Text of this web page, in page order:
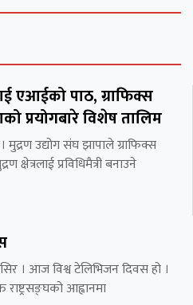
एआईको पाठ, ग्राफिक्स
प्रयोगबारे विशेष तालिम
उद्योग संघ झापाले ग्राफिक्स
क्षेत्रलाई प्रविधिमैत्री बनाउने
। आज विश्व टेलिभिजन दिवस हो ।
आह्वानमा